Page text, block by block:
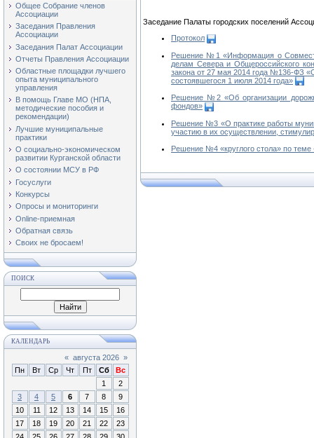
Общее Собрание членов
Ассоциации
Заседания Правления
Ассоциации
Заседания Палат Ассоциации
Отчеты Правления Ассоциации
Областные площадки лучшего
опыта муниципального
управления
В помощь Главе МО (НПА,
методические пособия и
рекомендации)
Лучшие муниципальные
практики
О социально-экономическом
развитии Курганской области
О состоянии МСУ в РФ
Госуслуги
Конкурсы
Опросы и мониторинги
Online-приемная
Обратная связь
Своих не бросаем!
ПОИСК
КАЛЕНДАРЬ
« августа 2026 »
Пн
Вт Ср Чт Пт Сб
Вс
1
2
3
4 5 6 7 8
9
10
11 12 13 14 15
16
17
18 19 20 21 22
23
Заседание Палаты городских поселений
Протокол
Решение №1 «Информация о
делам Севера и Общероссийского
закона от 27 мая 2014 года №136-ФЗ
состоявшегося 1 июля 2014 года»
Решение №2 «Об организации
фондов»
Решение №3 «О практике работы
участию в их осуществлении,
Решение №4 «круглого стола» по